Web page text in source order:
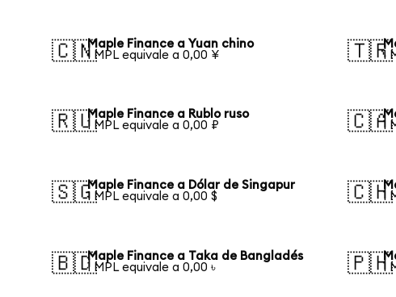
🇨🇳Maple Finance a Yuan chino
1 MPL equivale a 0,00 ¥
🇹🇷
1
🇷🇺Maple Finance a Rublo ruso
1 MPL equivale a 0,00 ₽
🇨🇦
1
🇸🇬Maple Finance a Dólar de Singapur
1 MPL equivale a 0,00 $
🇨🇭
1
🇧🇩Maple Finance a Taka de Bangladés
1 MPL equivale a 0,00 ৳
🇵🇭
1